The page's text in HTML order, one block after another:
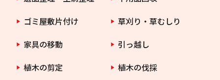
ゴミ屋敷片付け
草刈り・草むしり
家具の移動
引っ越し
植木の剪定
植木の伐採